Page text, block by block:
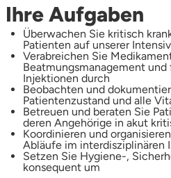
Ihre Aufgaben
Überwachen Sie kritisch
Patienten auf unserer
Verabreichen Sie
Beatmungsmanagement
Injektionen durch
Beobachten und
Patientenzustand und alle
Betreuen und beraten Sie
deren Angehörige in akut
Koordinieren und
Abläufe im interdisziplinären
Setzen Sie Hygiene-,
konsequent um